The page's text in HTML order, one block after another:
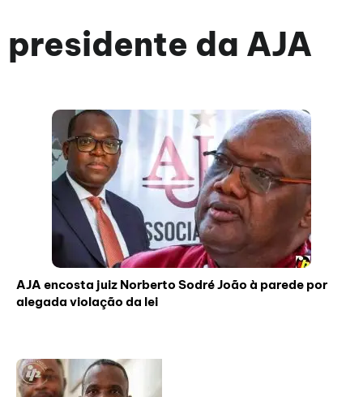
presidente da AJA
AJA encosta juiz Norberto Sodré João à parede por
alegada violação da lei